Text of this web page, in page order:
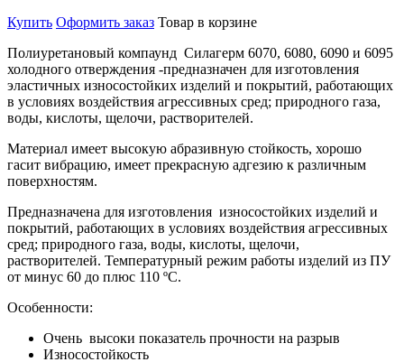
Купить Оформить заказ Товар в корзине
Полиуретановый компаунд Силагерм 6070, 6080, 6090 и 6095
холодного отверждения -предназначен для изготовления
эластичных износостойких изделий и покрытий, работающих
в условиях воздействия агрессивных сред; природного газа,
воды, кислоты, щелочи, растворителей.
Материал имеет высокую абразивную стойкость, хорошо
гасит вибрацию, имеет прекрасную адгезию к различным
поверхностям.
Предназначена для изготовления износостойких изделий и
покрытий, работающих в условиях воздействия агрессивных
сред; природного газа, воды, кислоты, щелочи,
растворителей. Температурный режим работы изделий из ПУ
от минус 60 до плюс 110 ºС.
Особенности:
Очень высоки показатель прочности на разрыв
Износостойкость